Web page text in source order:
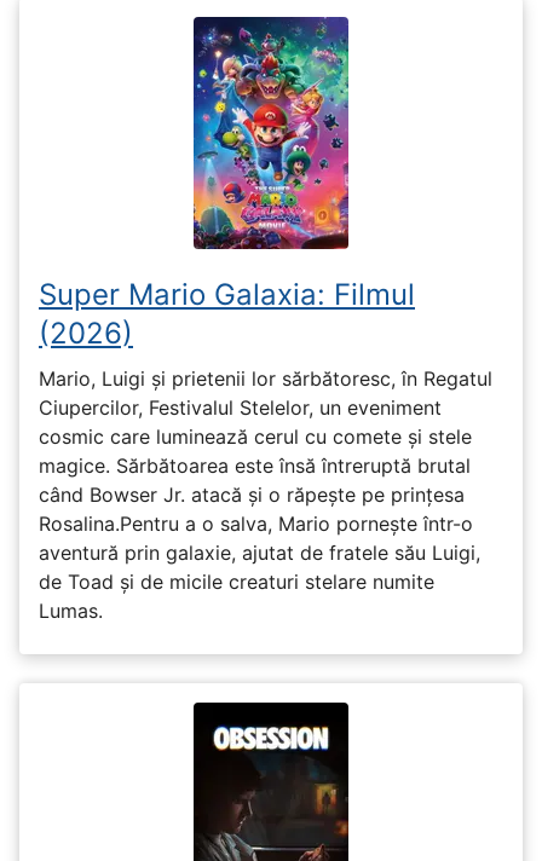
Super Mario Galaxia: Filmul
(2026)
Mario, Luigi și prietenii lor sărbătoresc, în Regatul
Ciupercilor, Festivalul Stelelor, un eveniment
cosmic care luminează cerul cu comete și stele
magice. Sărbătoarea este însă întreruptă brutal
când Bowser Jr. atacă și o răpește pe prinţesa
Rosalina.Pentru a o salva, Mario pornește într-o
aventură prin galaxie, ajutat de fratele său Luigi,
de Toad și de micile creaturi stelare numite
Lumas.